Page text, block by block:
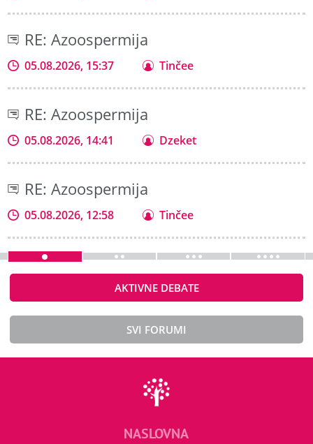
RE: Azoospermija
05.08.2026, 15:37 Tinčee
RE: Azoospermija
05.08.2026, 14:41 Dzeket
RE: Azoospermija
05.08.2026, 12:58 Tinčee
AKTIVNE DEBATE
SVI FORUMI
NASLOVNA